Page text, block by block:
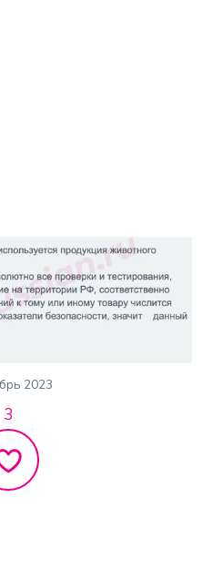
2023
3